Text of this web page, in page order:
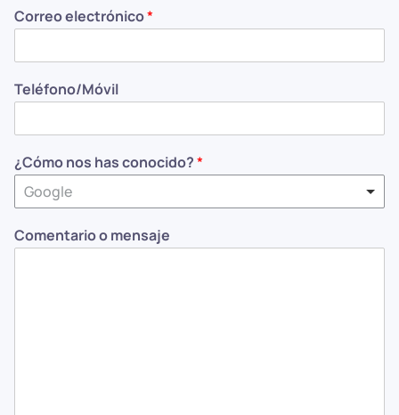
Correo electrónico*
Teléfono/Móvil
¿Cómo nos has conocido?*
Google
Comentario o mensaje